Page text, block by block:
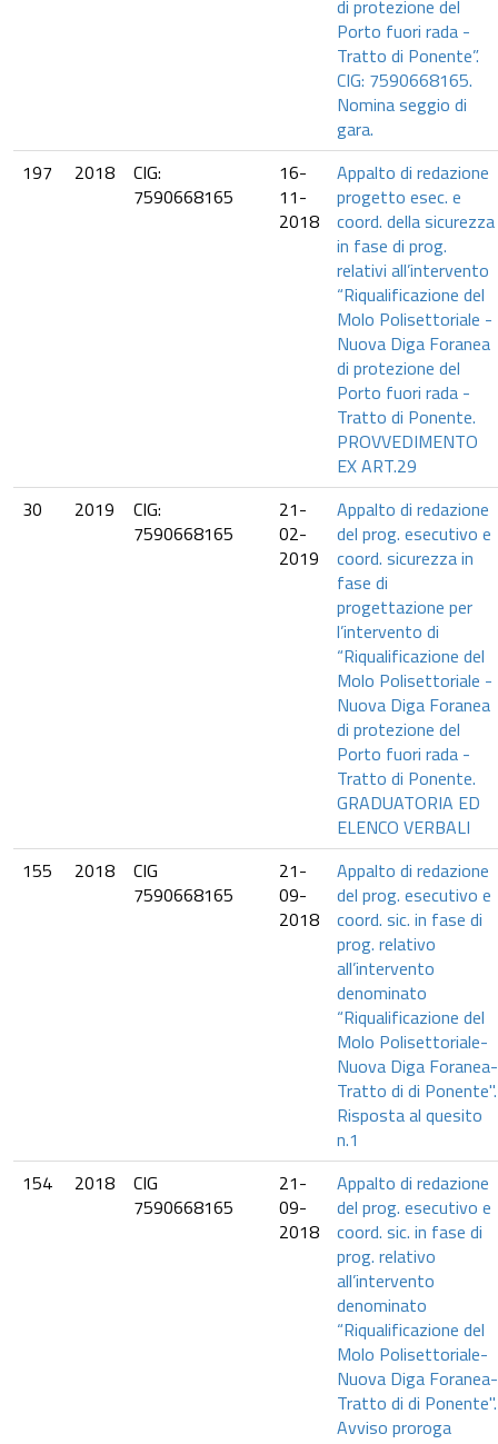
di protezione del
Porto fuori rada -
Tratto di Ponente”.
CIG: 7590668165.
Nomina seggio di
gara.
197
2018
CIG:
7590668165
16-
11-
2018
Appalto di redazione
progetto esec. e
coord. della sicurezza
in fase di prog.
relativi all’intervento
“Riqualificazione del
Molo Polisettoriale -
Nuova Diga Foranea
di protezione del
Porto fuori rada -
Tratto di Ponente.
PROVVEDIMENTO
EX ART.29
30
2019
CIG:
7590668165
21-
02-
2019
Appalto di redazione
del prog. esecutivo e
coord. sicurezza in
fase di
progettazione per
l’intervento di
“Riqualificazione del
Molo Polisettoriale -
Nuova Diga Foranea
di protezione del
Porto fuori rada -
Tratto di Ponente.
GRADUATORIA ED
ELENCO VERBALI
155
2018
CIG
7590668165
21-
09-
2018
Appalto di redazione
del prog. esecutivo e
coord. sic. in fase di
prog. relativo
all’intervento
denominato
“Riqualificazione del
Molo Polisettoriale-
Nuova Diga Foranea-
Tratto di di Ponente".
Risposta al quesito
n.1
154
2018
CIG
7590668165
21-
09-
2018
Appalto di redazione
del prog. esecutivo e
coord. sic. in fase di
prog. relativo
all’intervento
denominato
“Riqualificazione del
Molo Polisettoriale-
Nuova Diga Foranea-
Tratto di di Ponente".
Avviso proroga